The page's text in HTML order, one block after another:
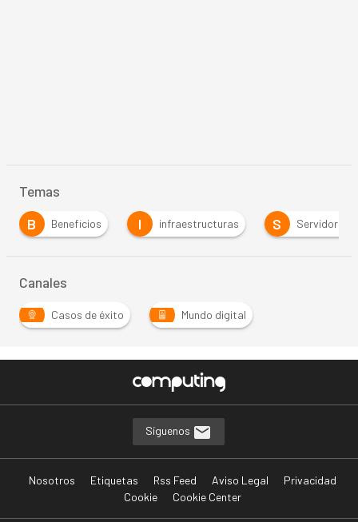
Temas
B
Beneficios I infraestructuras S Servidores
Canales
Casos de éxito Mundo digital
Síguenos
Nosotros Etiquetas Rss Feed Aviso Legal
Privacidad
Cookie
Cookie Center